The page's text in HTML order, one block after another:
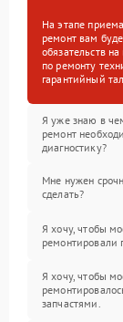
На этапе
ремонт вам
обязательств
по ремонту
гарантийный
Я уже знаю в
ремонт
диагностику?
Мне нужен
сделать?
Я хочу, чтобы
ремонтировали
Я хочу, чтобы
запчастями.